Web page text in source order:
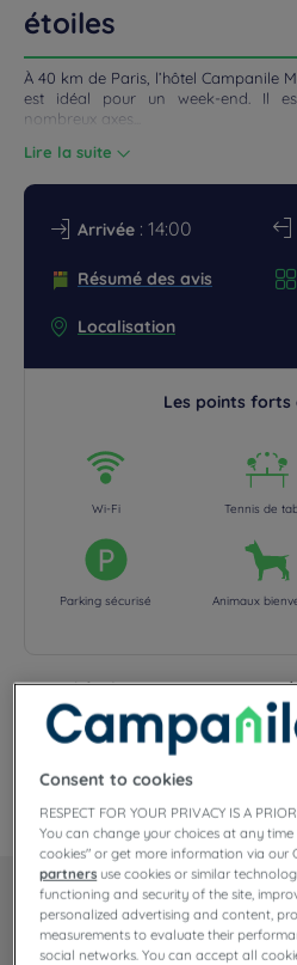
étoiles
À 40 km de Paris, l’hôtel Campanile
est idéal pour un week-end. Il
nombreux axes...
Lire la suite
Arrivée : 14:00
Résumé des avis
Localisation
Les points forts
Wi-Fi Tennis de
Parking sécurisé Animaux
Votre hôtel CAMPANILE MELUN
Pour un séjour professionnel ou des
établissement vous accueille dans
Découvrez les différents...
Lire la suite
Nos chambres
Consent to cookies
RESPECT FOR YOUR PRIVACY IS A
You can change your choices at any
cookies" or get more information via our
partners use cookies or similar
functioning and security of the site,
personalized advertising and content,
measurements to evaluate their
social networks. You can accept all